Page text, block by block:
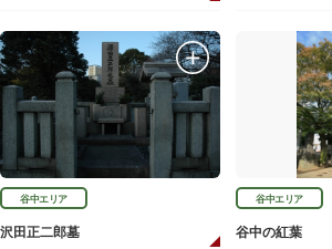
谷中エリア
沢田正二郎墓
谷中エリア
谷中の紅葉